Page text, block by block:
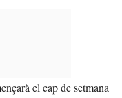
el cap de setmana